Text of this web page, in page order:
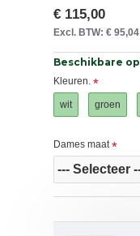
€ 115,00
Excl. BTW: € 95,04
Beschikbare
Kleuren.
wit groen
Dames maat